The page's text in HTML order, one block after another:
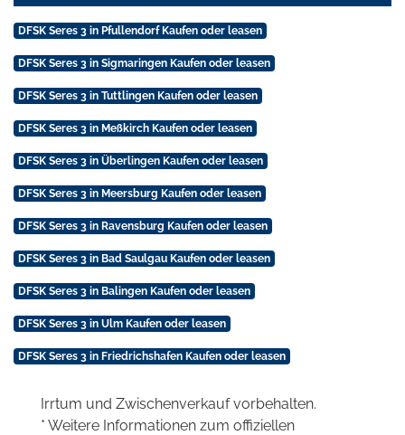
DFSK Seres 3 in Pfullendorf Kaufen oder leasen
DFSK Seres 3 in Sigmaringen Kaufen oder leasen
DFSK Seres 3 in Tuttlingen Kaufen oder leasen
DFSK Seres 3 in Meßkirch Kaufen oder leasen
DFSK Seres 3 in Überlingen Kaufen oder leasen
DFSK Seres 3 in Meersburg Kaufen oder leasen
DFSK Seres 3 in Ravensburg Kaufen oder leasen
DFSK Seres 3 in Bad Saulgau Kaufen oder leasen
DFSK Seres 3 in Balingen Kaufen oder leasen
DFSK Seres 3 in Ulm Kaufen oder leasen
DFSK Seres 3 in Friedrichshafen Kaufen oder leasen
Irrtum und Zwischenverkauf vorbehalten.
* Weitere Informationen zum offiziellen